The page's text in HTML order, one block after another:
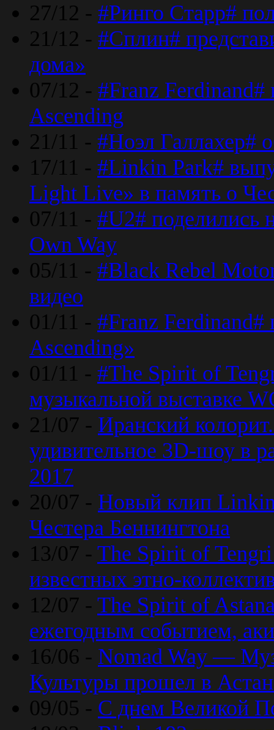
27/12 - #Ринго Старр#
21/12 - #Сплин#
дома»
07/12 - #Franz
Ascending
21/11 - #Ноэл Галлахер#
17/11 - #Linkin Park#
Light Live» в память о
07/11 - #U2#
Own Way
05/11 - #Black Rebel
видео
01/11 - #Franz Ferdinand#
Ascending»
01/11 - #The Spirit of
музыкальной выставке
21/07 - Иранский
удивительное 3D-шоу в
2017
20/07 - Новый клип Linkin
Честера Беннингтона
13/07 - The Spirit of Tengri
известных этно-
12/07 - The Spirit of
ежегодным событием,
16/06 - Nomad Way —
Культуры прошел в
09/05 - С днем Великой